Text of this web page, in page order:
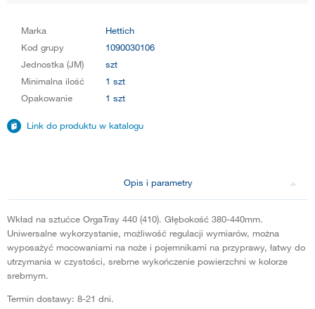
Marka
Hettich
Kod grupy
1090030106
Jednostka (JM)
szt
Minimalna ilość
1 szt
Opakowanie
1 szt
Link do produktu w katalogu
Opis i parametry
Wkład na sztućce OrgaTray 440 (410). Głębokość 380-440mm.
Uniwersalne wykorzystanie, możliwość regulacji wymiarów, można
wyposażyć mocowaniami na noże i pojemnikami na przyprawy, łatwy do
utrzymania w czystości, srebrne wykończenie powierzchni w kolorze
srebrnym.
Termin dostawy: 8-21 dni.